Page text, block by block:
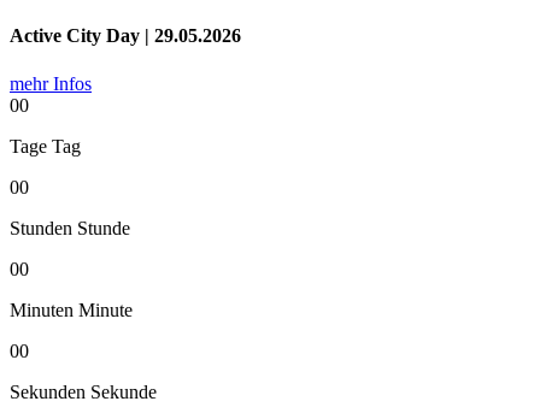
Active City Day | 29.05.2026
mehr Infos
00
Tage Tag
00
Stunden Stunde
00
Minuten Minute
00
Sekunden Sekunde